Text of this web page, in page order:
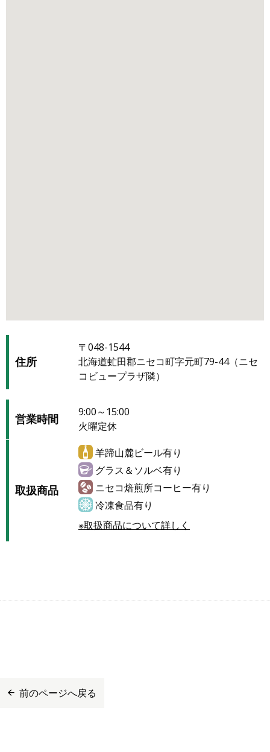
住所
〒048-1544
北海道虻田郡ニセコ町字元町79-44（ニセ
コビュープラザ隣）
営業時間
9:00～15:00
火曜定休
取扱商品
羊蹄山麓ビール有り
グラス＆ソルベ有り
ニセコ焙煎所コーヒー有り
冷凍食品有り
※取扱商品について詳しく
前のページへ戻る